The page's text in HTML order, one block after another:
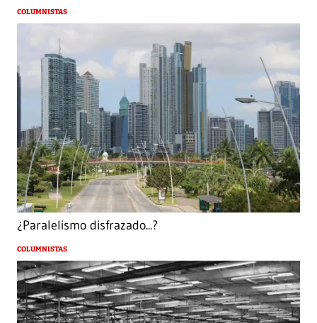
COLUMNISTAS
¿Paralelismo disfrazado...?
COLUMNISTAS